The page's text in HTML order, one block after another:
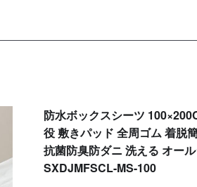
防水ボックスシーツ
役 敷きパッド 全周ゴム 着脱
抗菌防臭防ダニ 洗える オー
SXDJMFSCL-MS-100